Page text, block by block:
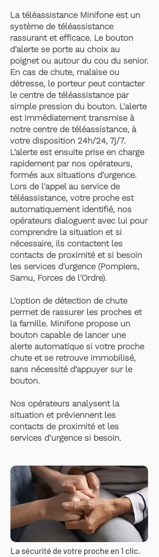
La téléassistance Minifone est un
système de téléassistance
rassurant et efficace. Le bouton
d’alerte se porte au choix au
poignet ou autour du cou du senior.
En cas de chute, malaise ou
détresse, le porteur peut contacter
le centre de téléassistance par
simple pression du bouton. L'alerte
est immédiatement transmise à
notre centre de téléassistance, à
votre disposition 24h/24, 7j/7.
L’alerte est ensuite prise en charge
rapidement par nos opérateurs,
formés aux situations d'urgence.
Lors de l'appel au service de
téléassistance, votre proche est
automatiquement identifié, nos
opérateurs dialoguent avec lui pour
comprendre la situation et si
nécessaire, ils contactent les
contacts de proximité et si besoin
les services d'urgence (Pompiers,
Samu, Forces de l'Ordre).
L’option de détection de chute
permet de rassurer les proches et
la famille. Minifone propose un
bouton capable de lancer une
alerte automatique si votre proche
chute et se retrouve immobilisé,
sans nécessité d’appuyer sur le
bouton.
Nos opérateurs analysent la
situation et préviennent les
contacts de proximité et les
services d’urgence si besoin.
La sécurité de votre proche en 1 clic.